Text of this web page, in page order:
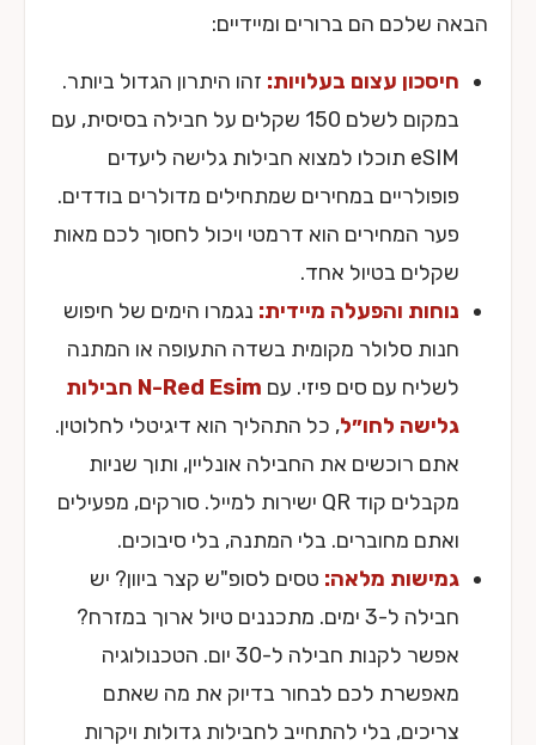
הבאה שלכם הם ברורים ומיידיים:
חיסכון עצום בעלויות: זהו היתרון הגדול ביותר.
במקום לשלם 150 שקלים על חבילה בסיסית, עם
eSIM תוכלו למצוא חבילות גלישה ליעדים
פופולריים במחירים שמתחילים מדולרים בודדים.
פער המחירים הוא דרמטי ויכול לחסוך לכם מאות
שקלים בטיול אחד.
נוחות והפעלה מיידית: נגמרו הימים של חיפוש
חנות סלולר מקומית בשדה התעופה או המתנה
לשליח עם סים פיזי. עם
N-Red Esim חבילות
גלישה לחו״ל, כל התהליך הוא דיגיטלי לחלוטין.
אתם רוכשים את החבילה אונליין, ותוך שניות
מקבלים קוד QR ישירות למייל. סורקים, מפעילים
ואתם מחוברים. בלי המתנה, בלי סיבוכים.
גמישות מלאה: טסים לסופ"ש קצר ביוון? יש
חבילה ל-3 ימים. מתכננים טיול ארוך במזרח?
אפשר לקנות חבילה ל-30 יום. הטכנולוגיה
מאפשרת לכם לבחור בדיוק את מה שאתם
צריכים, בלי להתחייב לחבילות גדולות ויקרות